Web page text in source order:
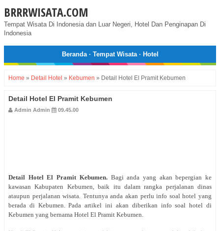
BRRRWISATA.COM
Tempat Wisata Di Indonesia dan Luar Negeri, Hotel Dan Penginapan Di
Indonesia
Beranda· Tempat Wisata· Hotel
Home » Detail Hotel » Kebumen » Detail Hotel El Pramit Kebumen
Detail Hotel El Pramit Kebumen
Admin Admin 09.45.00
Detail HotelEl Pramit Kebumen. Bagi anda yang akan bepergian ke
kawasan Kabupaten Kebumen, baik itu dalam rangka perjalanan dinas
ataupun perjalanan wisata. Tentunya anda akan perlu info soal hotel yang
berada di Kebumen. Pada artikel ini akan diberikan info soal hotel di
Kebumen yang bernama Hotel El Pramit Kebumen.